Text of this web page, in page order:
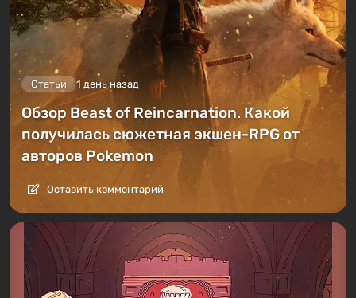
Статьи 1 день назад
Обзор Beast of Reincarnation. Какой
получилась сюжетная экшен-RPG от
авторов Pokemon
Оставить комментарий